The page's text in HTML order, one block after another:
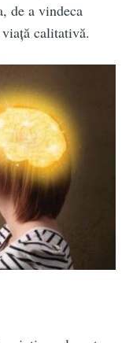
de a vindeca
calitativă.